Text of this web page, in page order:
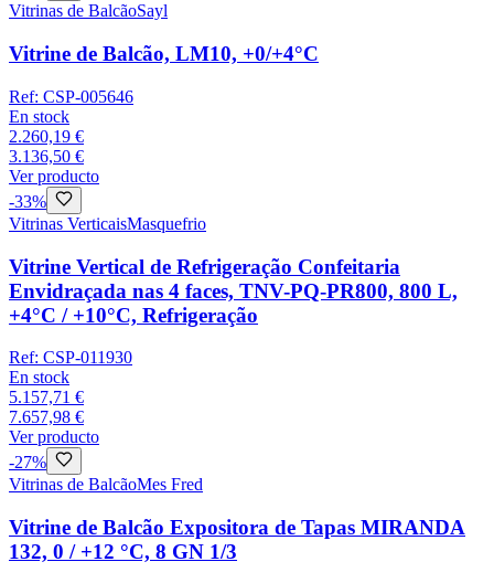
Vitrinas de BalcãoSayl
Vitrine de Balcão, LM10, +0/+4°C
Ref: CSP-005646
En stock
2.260,19 €
3.136,50 €
Ver producto
-33%
Vitrinas VerticaisMasquefrio
Vitrine Vertical de Refrigeração Confeitaria
Envidraçada nas 4 faces, TNV-PQ-PR800, 800 L,
+4°C / +10°C, Refrigeração
Ref: CSP-011930
En stock
5.157,71 €
7.657,98 €
Ver producto
-27%
Vitrinas de BalcãoMes Fred
Vitrine de Balcão Expositora de Tapas MIRANDA
132, 0 / +12 °C, 8 GN 1/3